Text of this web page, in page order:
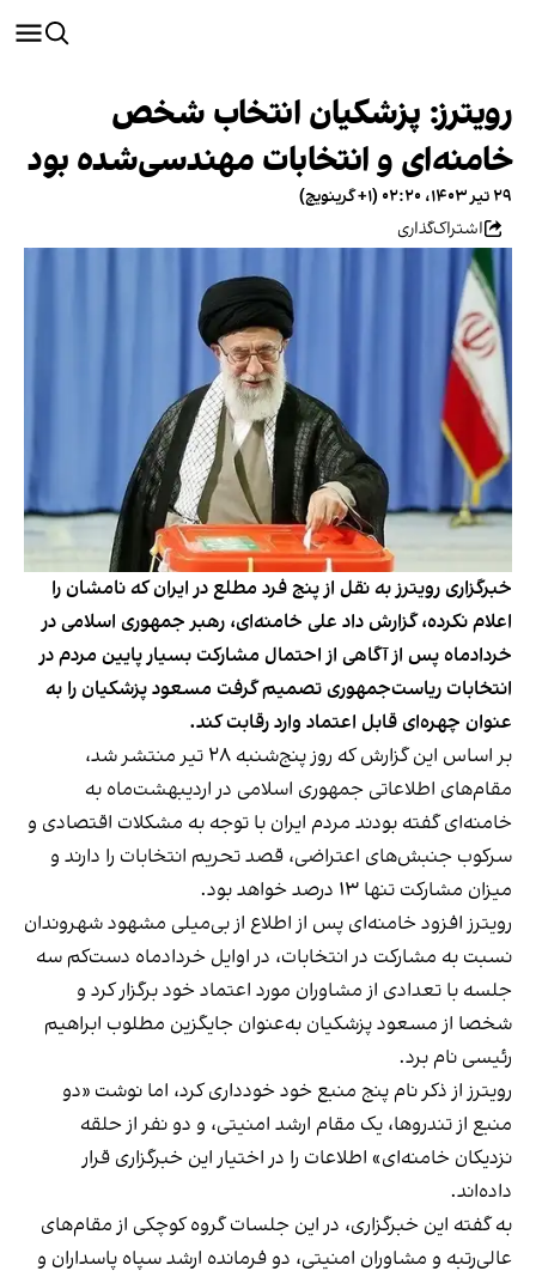
رویترز: پزشکیان انتخاب شخص
خامنه‌ای و انتخابات مهندسی‌شده بود
۲۹ تیر ۱۴۰۳، ۰۲:۲۰ (‎+۱ گرینویچ)
اشتراک‌گذاری
خبرگزاری رویترز به نقل از پنج فرد مطلع در ایران که نامشان را
اعلام نکرده، گزارش داد علی خامنه‌ای، رهبر جمهوری اسلامی در
خردادماه پس از آگاهی از احتمال مشارکت بسیار پایین مردم در
انتخابات ریاست‌جمهوری تصمیم گرفت مسعود پزشکیان را به
عنوان چهره‌ای قابل اعتماد وارد رقابت‌ کند.
بر اساس این گزارش
که روز پنج‌شنبه ۲۸ تیر منتشر شد،
مقام‌های اطلاعاتی جمهوری اسلامی در اردیبهشت‌ماه‌ به
خامنه‌ای گفته بودند مردم ایران با توجه به مشکلات اقتصادی و
سرکوب جنبش‌های اعتراضی، قصد تحریم انتخابات را دارند و
میزان مشارکت تنها ۱۳ درصد خواهد بود.
رویترز افزود خامنه‌ای پس از اطلاع از بی‌میلی مشهود شهروندان
نسبت به مشارکت در انتخابات، در اوایل خردادماه دست‌کم سه
جلسه با تعدادی از مشاوران مورد اعتماد خود برگزار کرد و
شخصا از مسعود پزشکیان به‌عنوان جایگزین مطلوب ابراهیم
رئیسی نام برد.
رویترز از ذکر نام پنج منبع خود خودداری کرد، اما نوشت «دو
منبع از تندروها، یک مقام ارشد امنیتی، و دو نفر از حلقه
نزدیکان خامنه‌ای» اطلاعات را در اختیار این خبرگزاری قرار
داده‌اند.
به گفته این خبرگزاری، در این جلسات گروه کوچکی از مقام‌های
عالی‌رتبه و مشاوران امنیتی، دو فرمانده ارشد سپاه پاسداران و